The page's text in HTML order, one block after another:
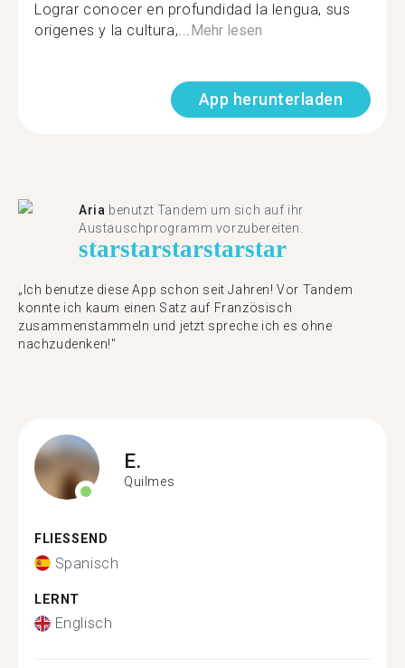
Lograr conocer en profundidad la lengua, sus
origenes y la cultura,...Mehr lesen
App herunterladen
Aria benutzt Tandem um sich auf ihr
Austauschprogramm vorzubereiten.
starstarstarstarstar
„Ich benutze diese App schon seit Jahren! Vor Tandem
konnte ich kaum einen Satz auf Französisch
zusammenstammeln und jetzt spreche ich es ohne
nachzudenken!"
E.
Quilmes
FLIESSEND
Spanisch
LERNT
Englisch